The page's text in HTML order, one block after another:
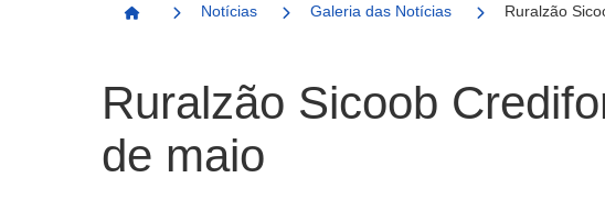
Página Inicial
Notícias Galeria das Notícias Ruralzão
Ruralzão Sicoob
de maio